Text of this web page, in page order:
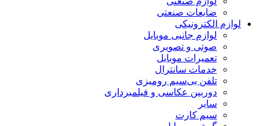
ضایعات صنعتی
لوازم الکترونیکی
لوازم جانبی موبایل
صوتی و تصویری
تعمیرات موبایل
خدمات سانترال
تلفن بی‌سیم رومیزی
دوربین عکاسی و فیلمبرداری
سایر
سیم کارت